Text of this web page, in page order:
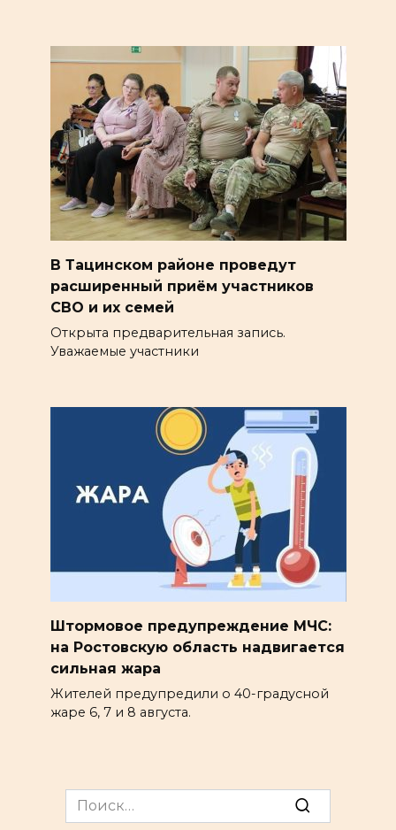
В Тацинском районе проведут
расширенный приём участников
СВО и их семей
Открыта предварительная запись.
Уважаемые участники
Штормовое предупреждение МЧС:
на Ростовскую область надвигается
сильная жара
Жителей предупредили о 40-градусной
жаре 6, 7 и 8 августа.
Search
for: